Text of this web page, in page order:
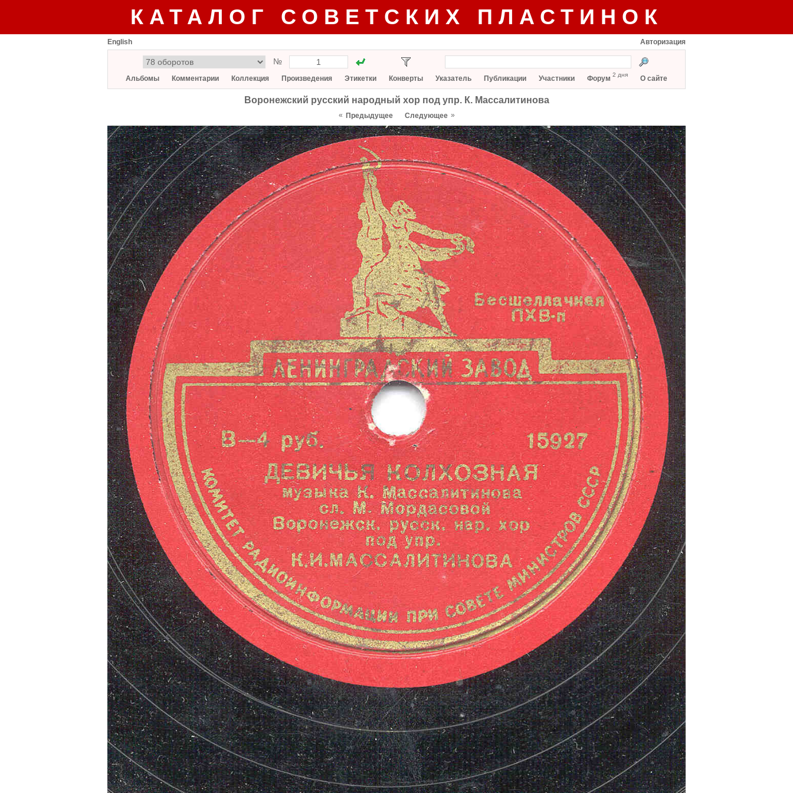
КАТАЛОГ СОВЕТСКИХ ПЛАСТИНОК
English Авторизация
№
Альбомы Комментарии Коллекция Произведения Этикетки Конверты Указатель Публикации Участники Форум 2 дня О сайте
Воронежский русский народный хор под упр. К. Массалитинова
« Предыдущее Следующее »